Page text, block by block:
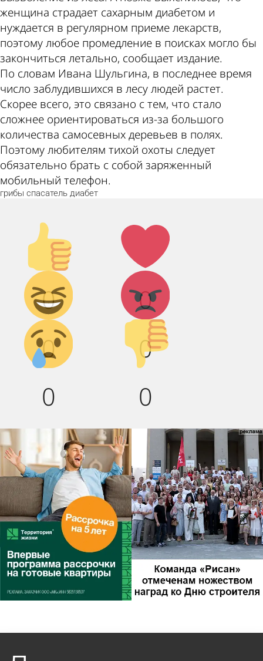
женщина страдает сахарным диабетом и
нуждается в регулярном приеме лекарств,
поэтому любое промедление в поисках могло бы
закончиться летально, сообщает издание.
По словам Ивана Шульгина, в последнее время
число заблудившихся в лесу людей растет.
Скорее всего, это связано с тем, что стало
сложнее ориентироваться из-за большого
количества самосевных деревьев в полях.
Поэтому любителям тихой охоты следует
обязательно брать с собой заряженный
мобильный телефон.
грибы спасатель диабет
Палец
вверх!
0
Лайк!
0
Дикий
смех!
0
Агрессия!
0
Грусть :(
0
Палец
вниз!
0